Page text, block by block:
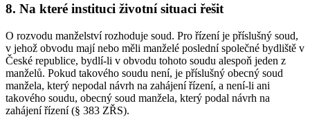
8. Na které instituci životní situaci řešit
O rozvodu manželství rozhoduje soud. Pro řízení je příslušný soud,
v jehož obvodu mají nebo měli manželé poslední společné bydliště v
České republice, bydlí-li v obvodu tohoto soudu alespoň jeden z
manželů. Pokud takového soudu není, je příslušný obecný soud
manžela, který nepodal návrh na zahájení řízení, a není-li ani
takového soudu, obecný soud manžela, který podal návrh na
zahájení řízení (§ 383 ZŘS).